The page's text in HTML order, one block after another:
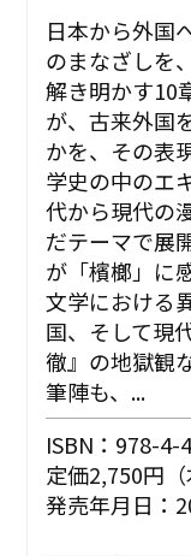
日本から外国
のまなざしを
解き明かす10
が、古来外国
かを、その表
学史の中のエ
代から現代の
だテーマで展
が「檳榔」に
文学における
国、そして現
徹』の地獄観
筆陣も、...
ISBN：978-4-
定価2,750円（
発売年月日：